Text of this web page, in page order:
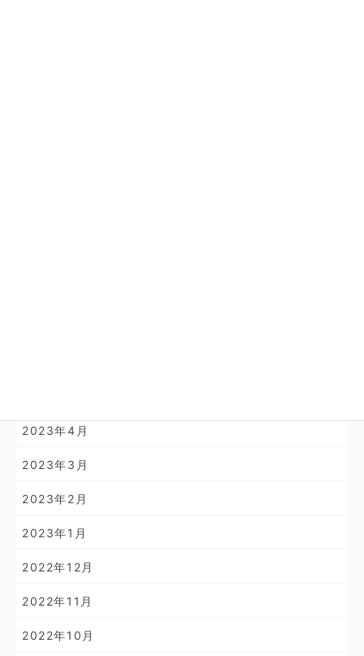
2023年4月
2023年3月
2023年2月
2023年1月
2022年12月
2022年11月
2022年10月